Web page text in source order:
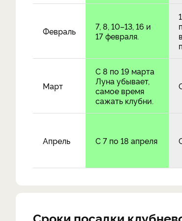
Февраль
7, 8, 10–13, 16 и
17 февраля.
Март
С 8 по 19 марта
Луна убывает,
самое время
сажать клубни.
Апрель С 7 по 18 апреля
Сроки посадки